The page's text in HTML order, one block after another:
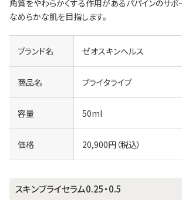
角質をやわらかくする作用があるパパインのサポ
なめらかな肌を目指します。
ブランド名 ゼオスキンヘルス
商品名 ブライタライブ
容量 50ml
価格 20,900円（税込）
スキンブライセラム0.25・0.5